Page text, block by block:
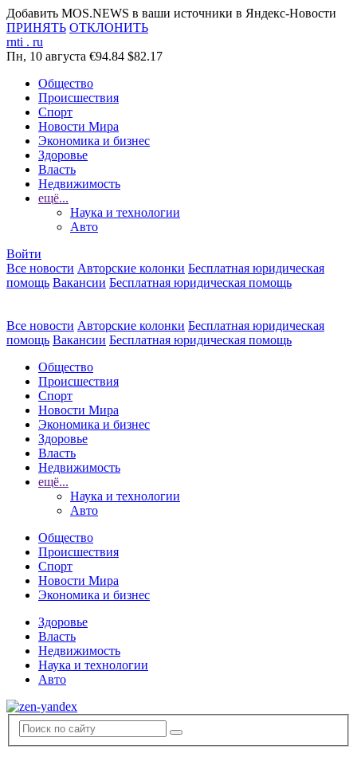
Добавить MOS.NEWS в ваши источники в Яндекс-Новости
ПРИНЯТЬ ОТКЛОНИТЬ
rnti . ru
Пн, 10 августа €94.84 $82.17
Общество
Происшествия
Спорт
Новости Мира
Экономика и бизнес
Здоровье
Власть
Недвижимость
ещё...
Наука и технологии
Авто
Войти
Все новости Авторские колонки Бесплатная юридическая
помощь Вакансии Бесплатная юридическая помощь
Все новости Авторские колонки Бесплатная юридическая
помощь Вакансии Бесплатная юридическая помощь
Общество
Происшествия
Спорт
Новости Мира
Экономика и бизнес
Здоровье
Власть
Недвижимость
ещё...
Наука и технологии
Авто
Общество
Происшествия
Спорт
Новости Мира
Экономика и бизнес
Здоровье
Власть
Недвижимость
Наука и технологии
Авто